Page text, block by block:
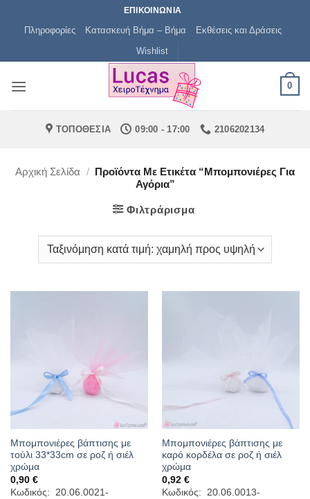
ΕΠΙΚΟΙΝΩΝΙΑ
Πληροφορίες Κατασκευή Βήμα – Βήμα
Εκθέσεις και Δράσεις
Wishlist
0
ΤΟΠΟΘΕΣΙΑ 09:00 - 17:00 2106202134
Αρχική Σελίδα / Προϊόντα Με Ετικέτα “μπομπονιέρες Για
Αγόρια”
Φιλτράρισμα
Μπομπονιέρες βάπτισης με
τούλι 33*33cm σε ροζ ή σιέλ
χρώμα
0,90 €
Κωδικός: 20.06.0021-
Μπομπονιέρες βάπτισης με
καρό κορδέλα σε ροζ ή σιέλ
χρώμα
0,92 €
Κωδικός: 20.06.0013-